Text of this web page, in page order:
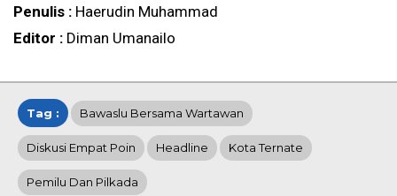
Penulis : Haerudin Muhammad
Editor : Diman Umanailo
Tag : Bawaslu Bersama Wartawan
Diskusi Empat Poin Headline Kota Ternate
Pemilu Dan Pilkada